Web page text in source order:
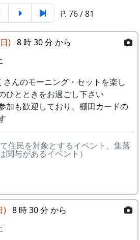
は「棚田オーナー制度」が始
のか、ちょっと見ていって下
1997年に作成し、1998年、
若干の加筆を行ったもので
度とは
組み、自然とふれあう勇気を
る方または家族に、単に米作
ていくことに積極的に協力し
られた。1区画100平方mで
会費は5万円。
P. 76 / 81
) 8 時 30 分 から
んのモーニング・セットを楽し
ひとときをお過ごし下さい
加も歓迎しており、棚田カードの
住民を対象とするイベント、集落
関与があるイベント）
) 8 時 30 分 から